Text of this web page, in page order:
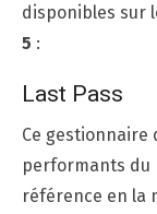
disponibles sur
5 :
Last Pass
Ce gestionnaire
performants du
référence en la